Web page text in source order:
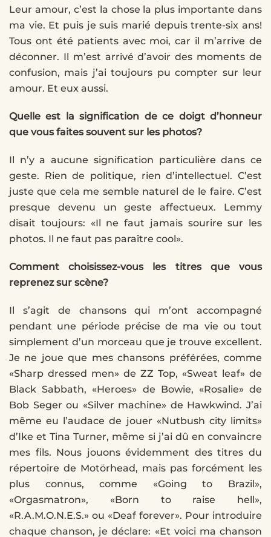
Leur amour, c’est la chose la plus importante dans
ma vie. Et puis je suis marié depuis trente-six ans!
Tous ont été patients avec moi, car il m’arrive de
déconner. Il m’est arrivé d’avoir des moments de
confusion, mais j’ai toujours pu compter sur leur
amour. Et eux aussi.
Quelle est la signification de ce doigt d’honneur
que vous faites souvent sur les photos?
Il n’y a aucune signification particulière dans ce
geste. Rien de politique, rien d’intellectuel. C’est
juste que cela me semble naturel de le faire. C’est
presque devenu un geste affectueux. Lemmy
disait toujours: «Il ne faut jamais sourire sur les
photos. Il ne faut pas paraître cool».
Comment choisissez-vous les titres que vous
reprenez sur scène?
Il s’agit de chansons qui m’ont accompagné
pendant une période précise de ma vie ou tout
simplement d’un morceau que je trouve excellent.
Je ne joue que mes chansons préférées, comme
«Sharp dressed men» de ZZ Top, «Sweat leaf» de
Black Sabbath, «Heroes» de Bowie, «Rosalie» de
Bob Seger ou «Silver machine» de Hawkwind. J’ai
même eu l’audace de jouer «Nutbush city limits»
d’Ike et Tina Turner, même si j’ai dû en convaincre
mes fils. Nous jouons évidemment des titres du
répertoire de Motörhead, mais pas forcément les
plus connus, comme «Going to Brazil»,
«Orgasmatron», «Born to raise hell»,
«R.A.M.O.N.E.S.» ou «Deaf forever». Pour introduire
chaque chanson, je déclare: «Et voici ma chanson